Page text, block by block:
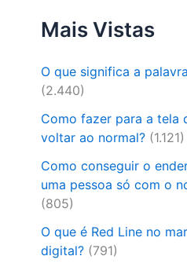
Mais Vistas
O que significa a
(2.440)
Como fazer para a tela
voltar ao normal? (1.121)
Como conseguir o
uma pessoa só com o
(805)
O que é Red Line no
digital? (791)